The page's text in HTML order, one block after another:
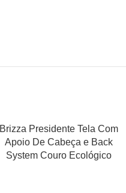
Brizza Presidente Tela Com
Apoio De Cabeça e Back
System Couro Ecológico